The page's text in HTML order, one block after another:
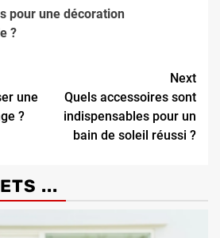
pour une décoration
?
une
?
Next
Quels accessoires sont
indispensables pour un
bain de soleil réussi ?
...